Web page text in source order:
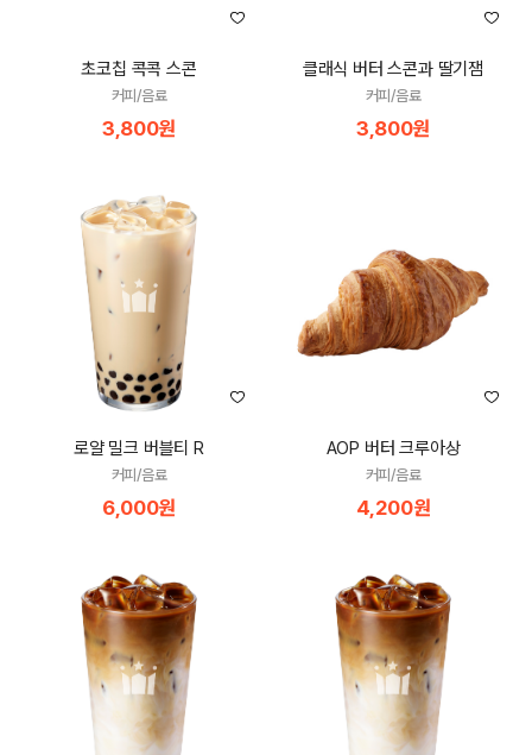
초코칩 콕콕 스콘
커피/음료
3,800원
클래식 버터 스콘과 딸기잼
커피/음료
3,800원
로얄 밀크 버블티 R
커피/음료
6,000원
AOP 버터 크루아상
커피/음료
4,200원